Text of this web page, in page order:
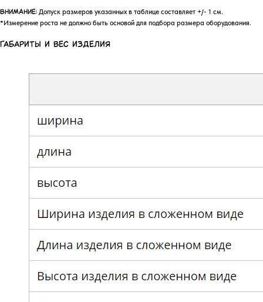
ВНИМАНИЕ: Допуск размеров указанных в таблице составляет +/- 1 см.
*Измерение роста не должно быть основой для подбора размера оборудования.
ГАБАРИТЫ И ВЕС ИЗДЕЛИЯ